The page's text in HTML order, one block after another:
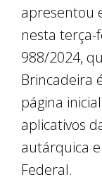
apresentou
nesta terça-
988/2024,
Brincadeira
página
aplicativos
autárquica
Federal.